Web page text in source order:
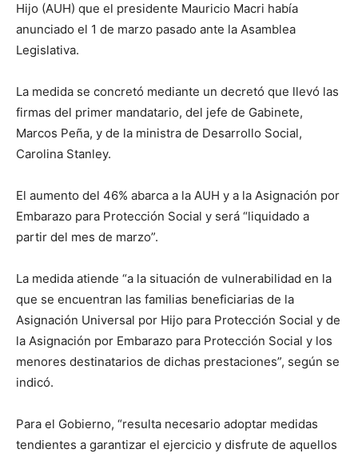
Hijo (AUH) que el presidente Mauricio Macri había
anunciado el 1 de marzo pasado ante la Asamblea
Legislativa.
La medida se concretó mediante un decretó que llevó las
firmas del primer mandatario, del jefe de Gabinete,
Marcos Peña, y de la ministra de Desarrollo Social,
Carolina Stanley.
El aumento del 46% abarca a la AUH y a la Asignación por
Embarazo para Protección Social y será “liquidado a
partir del mes de marzo”.
La medida atiende “a la situación de vulnerabilidad en la
que se encuentran las familias beneficiarias de la
Asignación Universal por Hijo para Protección Social y de
la Asignación por Embarazo para Protección Social y los
menores destinatarios de dichas prestaciones”, según se
indicó.
Para el Gobierno, “resulta necesario adoptar medidas
tendientes a garantizar el ejercicio y disfrute de aquellos